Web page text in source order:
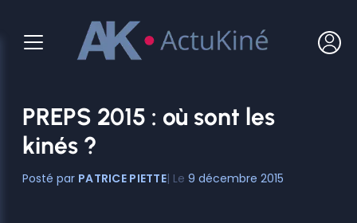
contenu
PREPS 2015 : où sont les
kinés ?
PATRICE PIETTE 9 décembre 2015